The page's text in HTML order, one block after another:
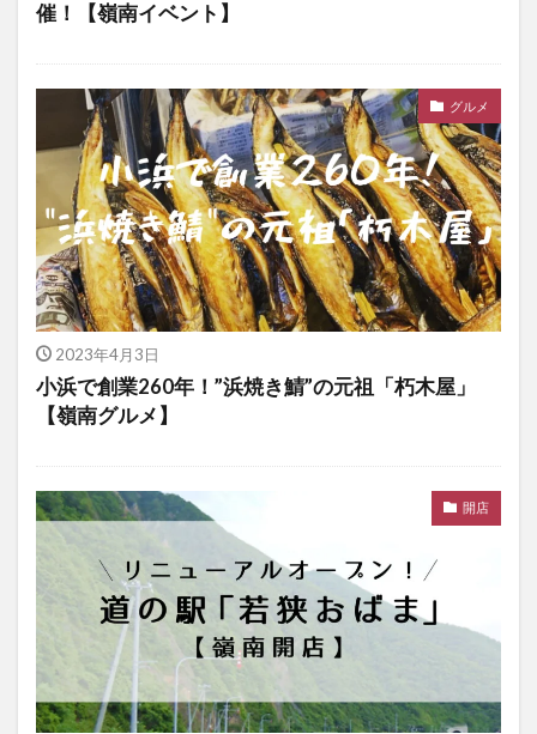
催！【嶺南イベント】
グルメ
2023年4月3日
小浜で創業260年！”浜焼き鯖”の元祖「朽木屋」
【嶺南グルメ】
開店